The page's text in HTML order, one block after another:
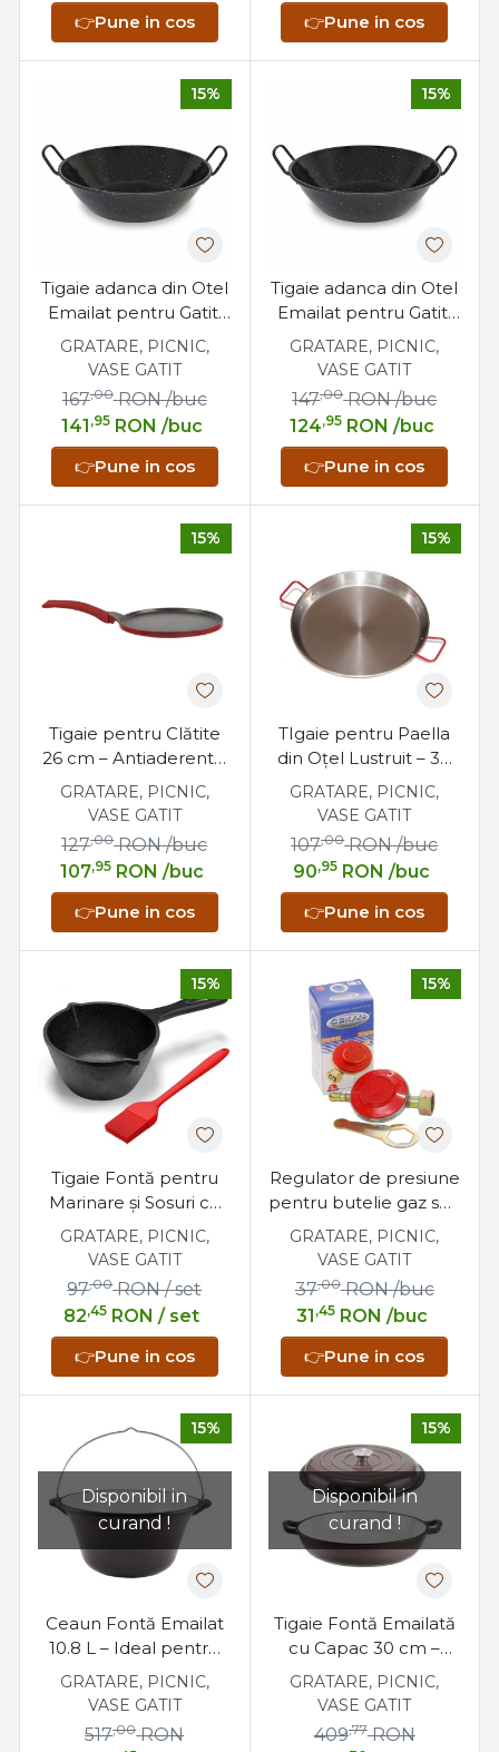
👉Pune in cos 👉Pune in cos
15%
Tigaie adanca din Otel
Emailat pentru Gatit,
40 cm, 8.9L – Ideală
pentru Preparatele
Tradiționale și Paella
GRATARE, PICNIC,
VASE GATIT
141 ,95 RON /buc
167,00 RON /buc
👉Pune in cos
15%
Tigaie adanca din Otel
Emailat pentru Gatit,
30 cm, 4.25 L – Ideală
pentru Preparatele
Tradiționale și Paella
GRATARE, PICNIC,
VASE GATIT
124,95 RON /buc
147,00 RON /buc
👉Pune in cos
15%
Tigaie pentru Clătite
26 cm – Antiaderentă,
Gătire Uniformă și
Ușor de Folosit
GRATARE, PICNIC,
VASE GATIT
107,95 RON /buc
127,00 RON /buc
👉Pune in cos
15%
TIgaie pentru Paella
din Oțel Lustruit – 30
cm, Ideală pentru
Gătit
GRATARE, PICNIC,
VASE GATIT
90,95 RON /buc
107,00 RON /buc
👉Pune in cos
15%
Tigaie Fontă pentru
Marinare și Sosuri cu
Pensulă Silicon, 0,5 L
GRATARE, PICNIC,
VASE GATIT
82,45 RON / set
97,00 RON / set
👉Pune in cos
15%
Regulator de presiune
pentru butelie gaz sau
GPL
GRATARE, PICNIC,
VASE GATIT
31 ,45 RON /buc
37,00 RON /buc
👉Pune in cos
Disponibil in
curand !
15%
Ceaun Fontă Emailat
10.8 L – Ideal pentru
Gătit Tradițional
GRATARE, PICNIC,
VASE GATIT
517,00 RON
Disponibil in
curand !
15%
Tigaie Fontă Emailată
cu Capac 30 cm –
Gătire Uniformă și
Durabilitate
Superioară
GRATARE, PICNIC,
VASE GATIT
409,77 RON